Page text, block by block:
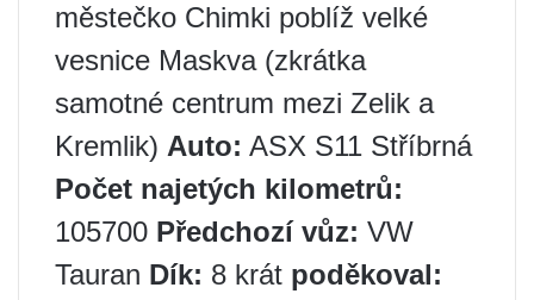
městečko Chimki poblíž velké
vesnice Maskva (zkrátka
samotné centrum mezi Zelik a
Kremlik) Auto: ASX S11 Stříbrná
Počet najetých kilometrů:
105700 Předchozí vůz: VW
Tauran Dík: 8 krát poděkoval: